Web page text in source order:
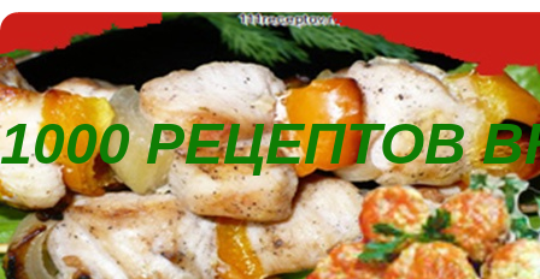
1000 РЕЦЕПТОВ